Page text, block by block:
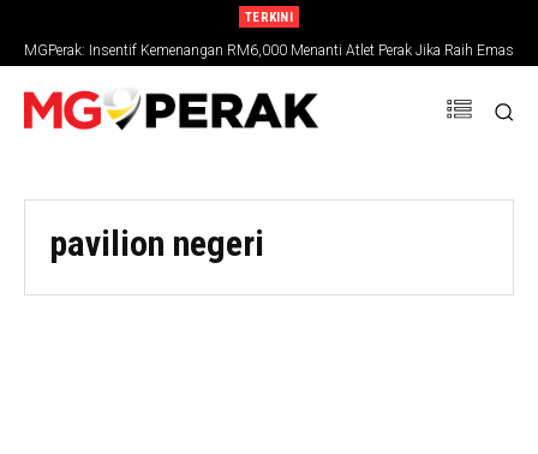
TERKINI
MGPerak: Insentif Kemenangan RM6,000 Menanti Atlet Perak Jika Raih Emas
SUKMA 2026
pavilion negeri